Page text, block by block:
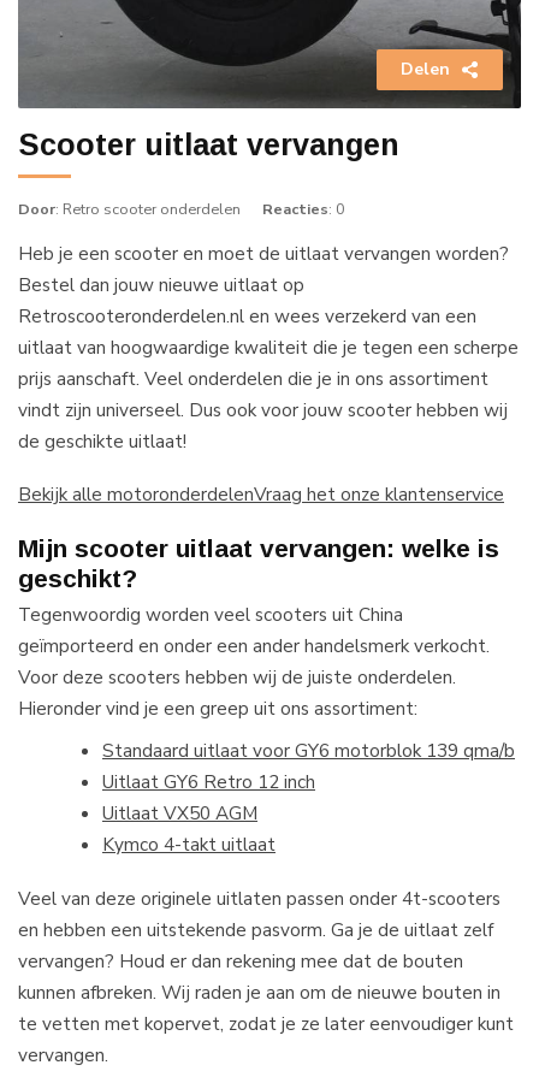
Delen
Scooter uitlaat vervangen
Door: Retro scooter onderdelen Reacties: 0
Heb je een scooter en moet de uitlaat vervangen worden?
Bestel dan jouw nieuwe uitlaat op
Retroscooteronderdelen.nl en wees verzekerd van een
uitlaat van hoogwaardige kwaliteit die je tegen een scherpe
prijs aanschaft. Veel onderdelen die je in ons assortiment
vindt zijn universeel. Dus ook voor jouw scooter hebben wij
de geschikte uitlaat!
Bekijk alle motoronderdelenVraag het onze klantenservice
Mijn scooter uitlaat vervangen: welke is
geschikt?
Tegenwoordig worden veel scooters uit China
geïmporteerd en onder een ander handelsmerk verkocht.
Voor deze scooters hebben wij de juiste onderdelen.
Hieronder vind je een greep uit ons assortiment:
Standaard uitlaat voor GY6 motorblok 139 qma/b
Uitlaat GY6 Retro 12 inch
Uitlaat VX50 AGM
Kymco 4-takt uitlaat
Veel van deze originele uitlaten passen onder 4t-scooters
en hebben een uitstekende pasvorm. Ga je de uitlaat zelf
vervangen? Houd er dan rekening mee dat de bouten
kunnen afbreken. Wij raden je aan om de nieuwe bouten in
te vetten met kopervet, zodat je ze later eenvoudiger kunt
vervangen.